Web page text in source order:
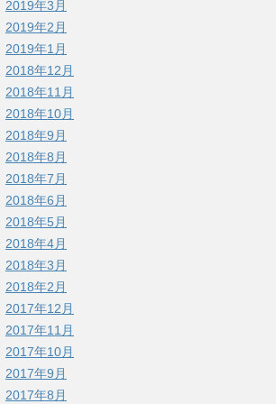
2019年3月
2019年2月
2019年1月
2018年12月
2018年11月
2018年10月
2018年9月
2018年8月
2018年7月
2018年6月
2018年5月
2018年4月
2018年3月
2018年2月
2017年12月
2017年11月
2017年10月
2017年9月
2017年8月